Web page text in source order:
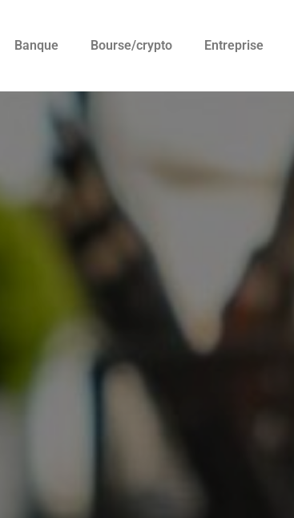
Banque Bourse/crypto Entreprise